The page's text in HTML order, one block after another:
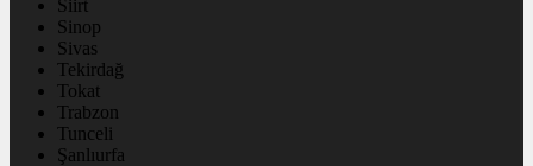
Siirt
Sinop
Sivas
Tekirdağ
Tokat
Trabzon
Tunceli
Şanlıurfa